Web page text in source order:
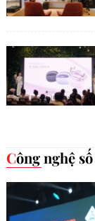
Công nghệ số